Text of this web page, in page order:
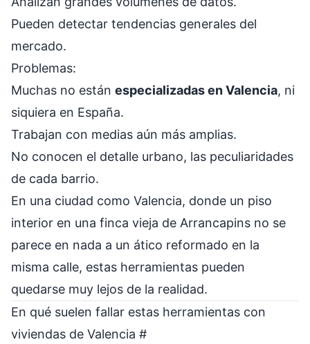
Pueden detectar tendencias generales del
mercado.
Problemas:
Muchas no están especializadas en Valencia, ni
siquiera en España.
Trabajan con medias aún más amplias.
No conocen el detalle urbano, las peculiaridades
de cada barrio.
En una ciudad como Valencia, donde un piso
interior en una finca vieja de Arrancapins no se
parece en nada a un ático reformado en la
misma calle, estas herramientas pueden
quedarse muy lejos de la realidad.
En qué suelen fallar estas herramientas con
viviendas de Valencia #